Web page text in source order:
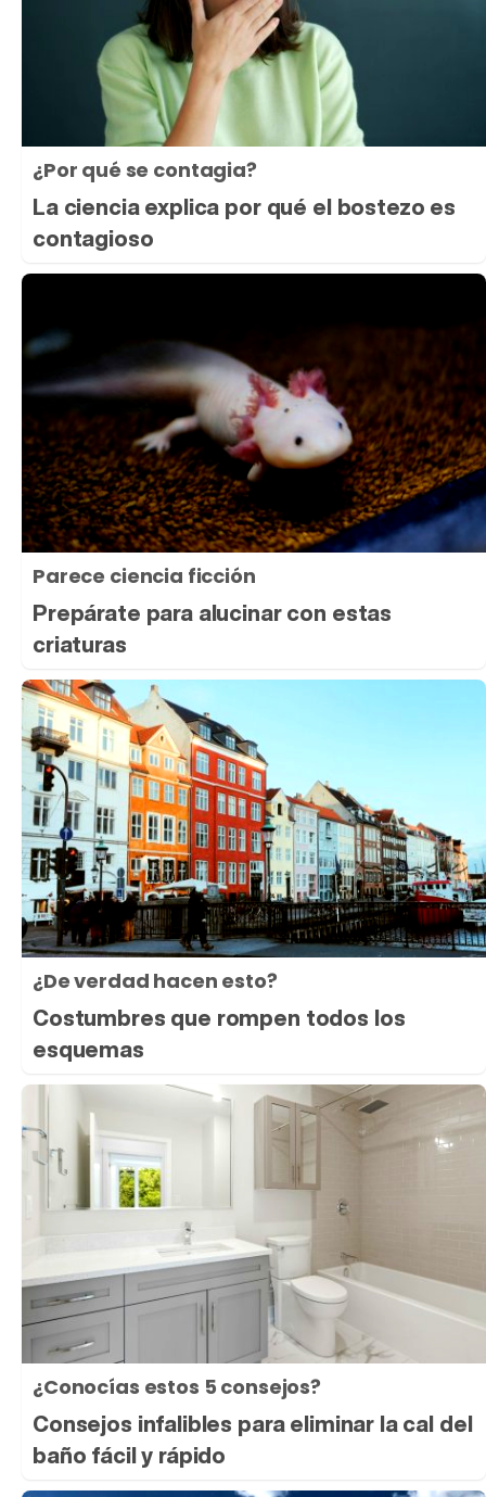
¿Por qué se contagia?
La ciencia explica por qué el bostezo es
contagioso
Parece ciencia ficción
Prepárate para alucinar con estas
criaturas
¿De verdad hacen esto?
Costumbres que rompen todos los
esquemas
¿Conocías estos 5 consejos?
Consejos infalibles para eliminar la cal del
baño fácil y rápido